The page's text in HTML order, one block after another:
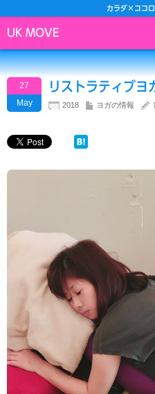
カラダ×ココロ
UK MOVE
27
May
リストラティブヨ
2018 ヨガの情報